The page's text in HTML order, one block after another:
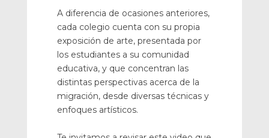
A diferencia de ocasiones anteriores,
cada colegio cuenta con su propia
exposición de arte, presentada por
los estudiantes a su comunidad
educativa, y que concentran las
distintas perspectivas acerca de la
migración, desde diversas técnicas y
enfoques artísticos.